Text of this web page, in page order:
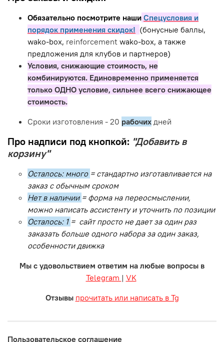
Обязательно посмотрите наши Спецусловия и
порядок применения скидок! (бонусные баллы,
wako-box, reinforcement wako-box, а также
предложения для клубов и партнеров)
Условия, снижающие стоимость, не
комбинируются. Единовременно применяется
только ОДНО условие, сильнее всего снижающее
стоимость.
Сроки изготовления - 20 рабочих дней
Про надписи под кнопкой: "Добавить в
корзину"
Осталось: много = стандартно изготавливается на
заказ с обычным сроком
Нет в наличии = форма на переосмыслении,
можно написать ассистенту и уточнить по позиции
Осталось: 1 = сайт просто не дает за один раз
заказать больше одного набора за один заказ,
особенности движка
Мы с удовольствием ответим на любые вопросы в
Telegram | VK
Отзывы прочитать или написать в Tg
Пользовательское соглашение